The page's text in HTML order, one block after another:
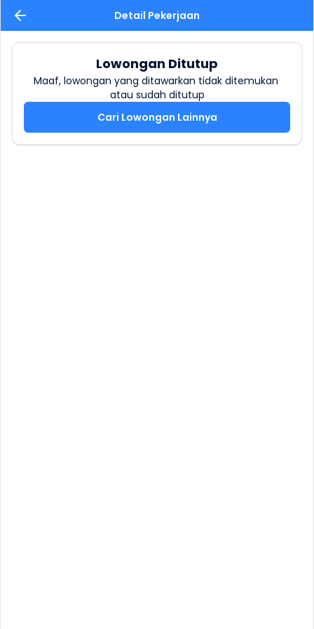
Detail Pekerjaan
Lowongan Ditutup
Maaf, lowongan yang ditawarkan tidak ditemukan
atau sudah ditutup
Cari Lowongan Lainnya